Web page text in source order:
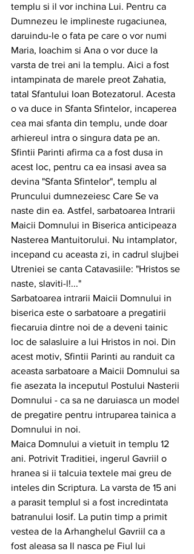
templu si il vor inchina Lui. Pentru ca
Dumnezeu le implineste rugaciunea,
daruindu-le o fata pe care o vor numi
Maria, Ioachim si Ana o vor duce la
varsta de trei ani la templu. Aici a fost
intampinata de marele preot Zahatia,
tatal Sfantului Ioan Botezatorul. Acesta
o va duce in Sfanta Sfintelor, incaperea
cea mai sfanta din templu, unde doar
arhiereul intra o singura data pe an.
Sfintii Parinti afirma ca a fost dusa in
acest loc, pentru ca ea insasi avea sa
devina "Sfanta Sfintelor", templu al
Pruncului dumnezeiesc Care Se va
naste din ea. Astfel, sarbatoarea Intrarii
Maicii Domnului in Biserica anticipeaza
Nasterea Mantuitorului. Nu intamplator,
incepand cu aceasta zi, in cadrul slujbei
Utreniei se canta Catavasiile: "Hristos se
naste, slaviti-l!..."
Sarbatoarea intrarii Maicii Domnului in
biserica este o sarbatoare a pregatirii
fiecaruia dintre noi de a deveni tainic
loc de salasluire a lui Hristos in noi. Din
acest motiv, Sfintii Parinti au randuit ca
aceasta sarbatoare a Maicii Domnului sa
fie asezata la inceputul Postului Nasterii
Domnului - ca sa ne daruiasca un model
de pregatire pentru intruparea tainica a
Domnului in noi.
Maica Domnului a vietuit in templu 12
ani. Potrivit Traditiei, ingerul Gavriil o
hranea si ii talcuia textele mai greu de
inteles din Scriptura. La varsta de 15 ani
a parasit templul si a fost incredintata
batranului Iosif. La putin timp a primit
vestea de la Arhanghelul Gavriil ca a
fost aleasa sa Il nasca pe Fiul lui